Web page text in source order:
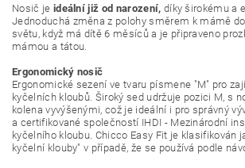
Nosič je ideální již od narození, díky širokému a
Jednoduchá změna z polohy směrem k mámě
světu, když má dítě 6 měsíců a je připraveno
mámou a tátou.
Ergonomický nosič
Ergonomické sezení ve tvaru písmene "M" pro
kyčelních kloubů. Široký sed udržuje pozici M, s
kolena vyvýšenými, což je ideální i pro správný
a certifikované společností IHDI - Mezinárodní
kyčelního kloubu. Chicco Easy Fit je klasifikován
kyčelní klouby" v případě, že se používá podle